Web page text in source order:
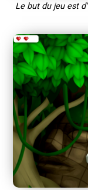
Le but du jeu est